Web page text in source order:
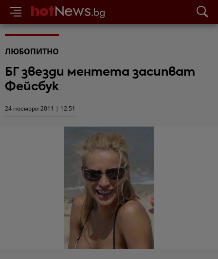
ЛЮБОПИТНО
БГ звезди ментета засипват
Фейсбук
24 ноември 2011 | 12:51